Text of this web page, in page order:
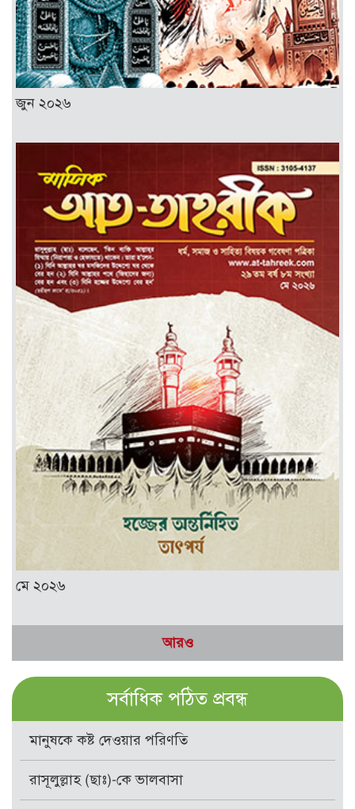
জুন ২০২৬
মে ২০২৬
আরও
সর্বাধিক পঠিত প্রবন্ধ
মানুষকে কষ্ট দেওয়ার পরিণতি
রাসূলুল্লাহ (ছাঃ)-কে ভালবাসা